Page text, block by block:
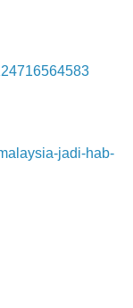
jadi-hab-